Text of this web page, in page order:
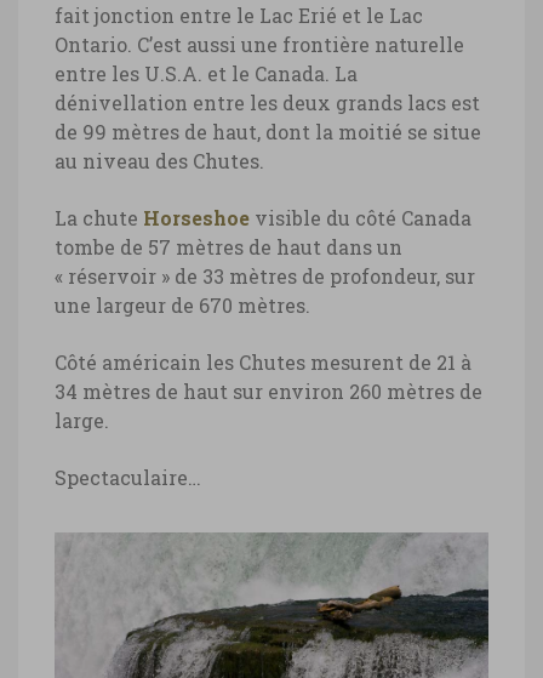
fait jonction entre le Lac Erié et le Lac
Ontario. C’est aussi une frontière naturelle
entre les U.S.A. et le Canada. La
dénivellation entre les deux grands lacs est
de 99 mètres de haut, dont la moitié se situe
au niveau des Chutes.
La chute Horseshoe visible du côté Canada
tombe de 57 mètres de haut dans un
« réservoir » de 33 mètres de profondeur, sur
une largeur de 670 mètres.
Côté américain les Chutes mesurent de 21 à
34 mètres de haut sur environ 260 mètres de
large.
Spectaculaire…